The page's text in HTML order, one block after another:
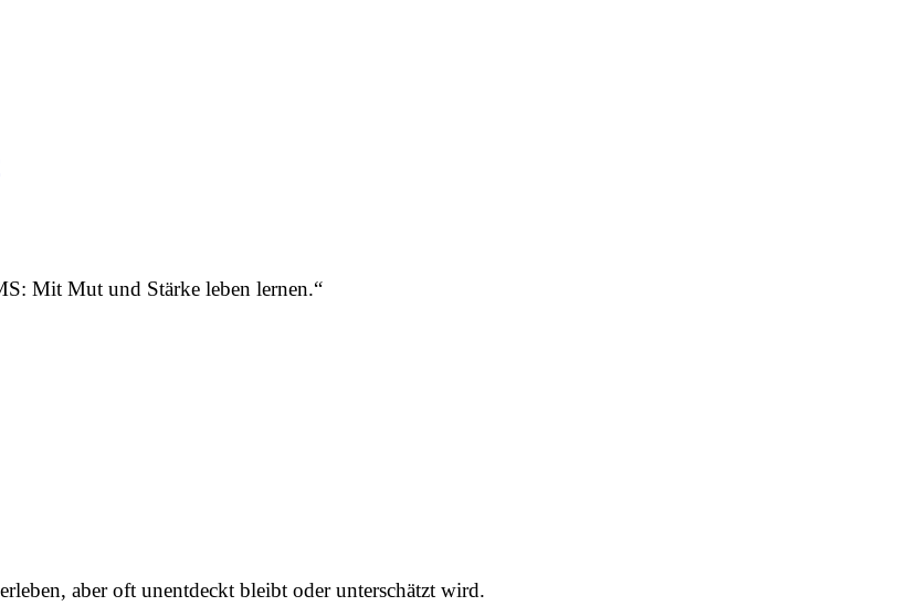
Mit Mut und Stärke leben lernen.“
aber oft unentdeckt bleibt oder unterschätzt wird.